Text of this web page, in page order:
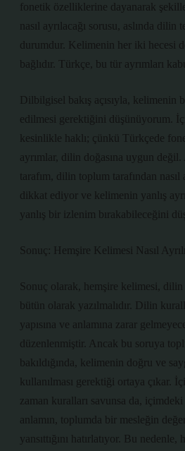
fonetik özelliklerine dayanarak
nasıl ayrılacağı sorusu, aslında dilin
durumdur. Kelimenin her iki hecesi
bağlıdır. Türkçe, bu tür ayrımları
Dilbilgisel bakış açısıyla, kelimenin
edilmesi gerektiğini düşünüyorum.
kesinlikle haklı; çünkü Türkçede
ayrımlar, dilin doğasına uygun değil.
tarafım, dilin toplum tarafından nasıl
dikkat ediyor ve kelimenin yanlış
yanlış bir izlenim bırakabileceğini
Sonuç: Hemşire Kelimesi Nasıl
Sonuç olarak, hemşire kelimesi, dilin
bütün olarak yazılmalıdır. Dilin
yapısına ve anlamına zarar
düzenlenmiştir. Ancak bu soruya
bakıldığında, kelimenin doğru ve
kullanılması gerektiği ortaya çıkar.
zaman kuralları savunsa da, içimdeki
anlamın, toplumda bir mesleğin
yansıttığını hatırlatıyor. Bu nedenle,